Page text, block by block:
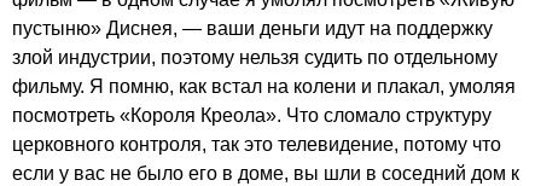
пустыню» Диснея, — ваши деньги идут на поддержку
злой индустрии, поэтому нельзя судить по отдельному
фильму. Я помню, как встал на колени и плакал, умоляя
посмотреть «Короля Креола». Что сломало структуру
церковного контроля, так это телевидение, потому что
если у вас не было его в доме, вы шли в соседний дом к